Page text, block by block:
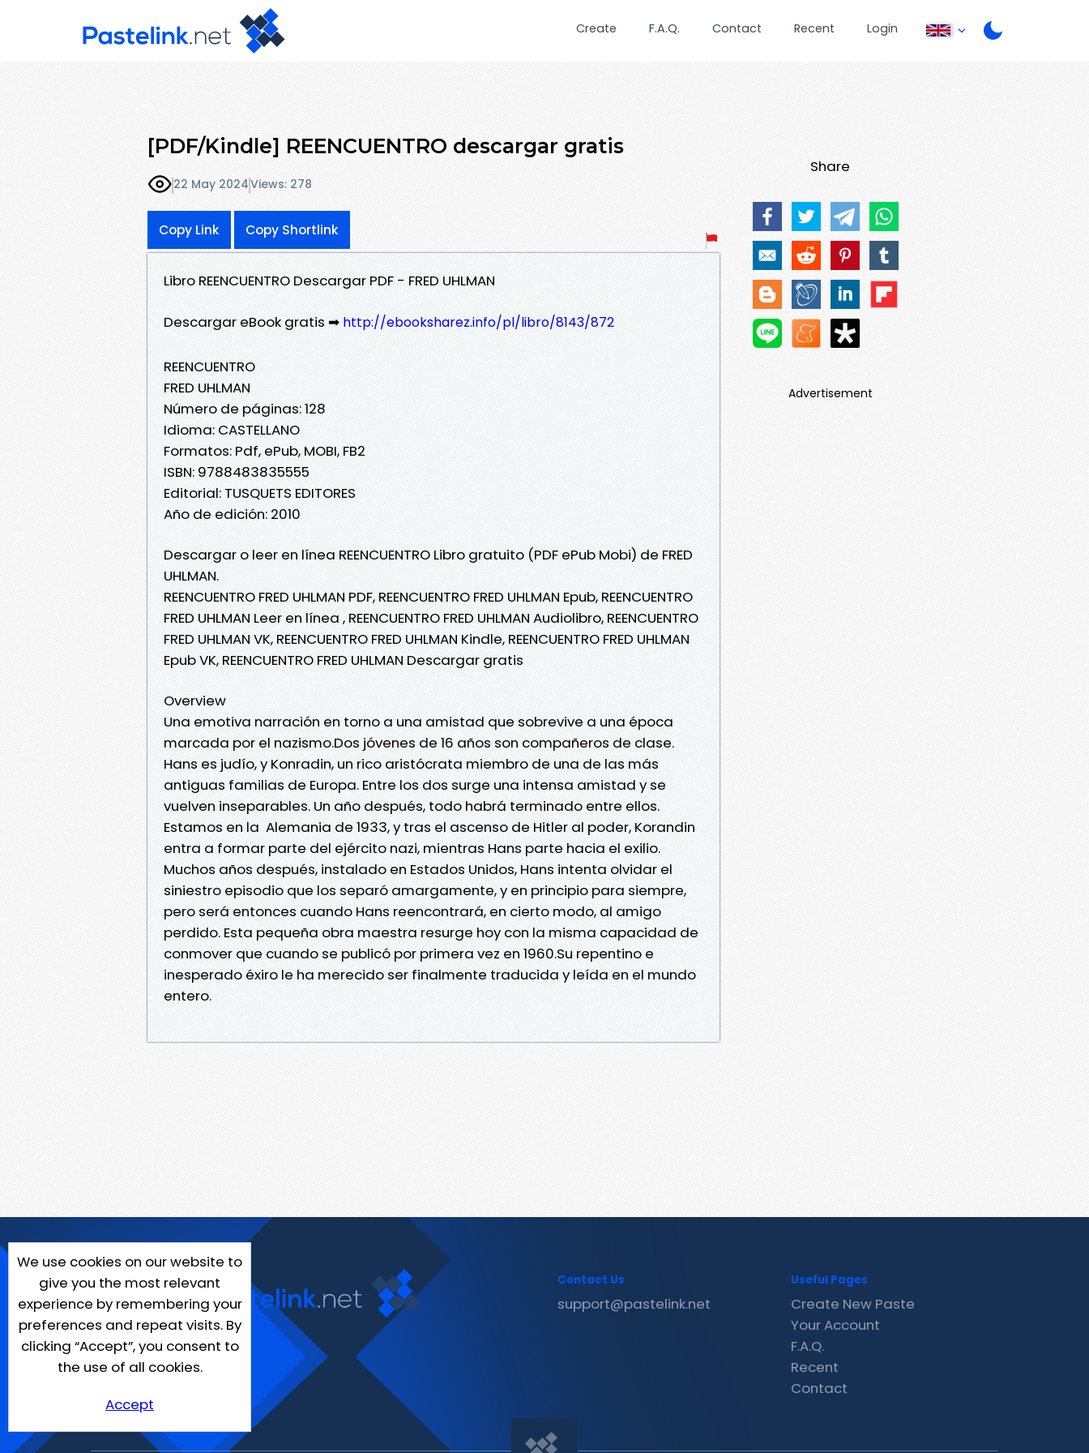
Create F.A.Q. Contact Recent Login
[PDF/Kindle] REENCUENTRO descargar gratis
22 May 2024Views: 278
Copy Link Copy Shortlink
Libro REENCUENTRO Descargar PDF - FRED UHLMAN
Descargar eBook gratis ➡ http://ebooksharez.info/pl/libro/8143/872
REENCUENTRO
FRED UHLMAN
Número de páginas: 128
Idioma: CASTELLANO
Formatos: Pdf, ePub, MOBI, FB2
ISBN: 9788483835555
Editorial: TUSQUETS EDITORES
Año de edición: 2010
Descargar o leer en línea REENCUENTRO Libro gratuito (PDF ePub Mobi) de FRED
UHLMAN.
REENCUENTRO FRED UHLMAN PDF, REENCUENTRO FRED UHLMAN Epub, REENCUENTRO
FRED UHLMAN Leer en línea , REENCUENTRO FRED UHLMAN Audiolibro, REENCUENTRO
FRED UHLMAN VK, REENCUENTRO FRED UHLMAN Kindle, REENCUENTRO FRED UHLMAN
Epub VK, REENCUENTRO FRED UHLMAN Descargar gratis
Overview
Una emotiva narración en torno a una amistad que sobrevive a una época
marcada por el nazismo.Dos jóvenes de 16 años son compañeros de clase.
Hans es judío, y Konradin, un rico aristócrata miembro de una de las más
antiguas familias de Europa. Entre los dos surge una intensa amistad y se
vuelven inseparables. Un año después, todo habrá terminado entre ellos.
Estamos en la Alemania de 1933, y tras el ascenso de Hitler al poder, Korandin
entra a formar parte del ejército nazi, mientras Hans parte hacia el exilio.
Muchos años después, instalado en Estados Unidos, Hans intenta olvidar el
siniestro episodio que los separó amargamente, y en principio para siempre,
pero será entonces cuando Hans reencontrará, en cierto modo, al amigo
perdido. Esta pequeña obra maestra resurge hoy con la misma capacidad de
conmover que cuando se publicó por primera vez en 1960.Su repentino e
inesperado éxiro le ha merecido ser finalmente traducida y leída en el mundo
entero.
Share
Advertisement
We use cookies on our website to
give you the most relevant
experience by remembering your
preferences and repeat visits. By
clicking “Accept”, you consent to
the use of all cookies.
Accept
Contact Us
support@pastelink.net
Useful Pages
Create New Paste
Your Account
F.A.Q.
Recent
Contact